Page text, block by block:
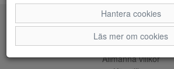
Hantera cookies
Läs mer om cookies
Tjänster
Allmänna villkor